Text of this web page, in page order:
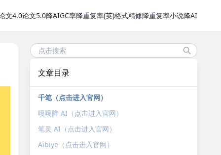
文4.0论文5.0降AIGC率降重复率(英)格式精修降重复率小说降AI
文章目录
千笔（点击进入官网）
嘎嘎降 AI（点击进入官网）
笔灵 AI（点击进入官网）
Aibiye（点击进入官网）